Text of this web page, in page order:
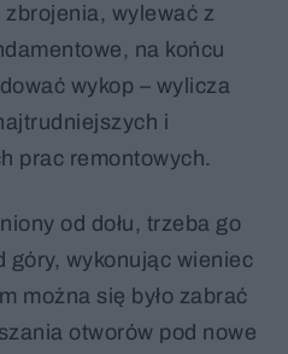
zbrojenia, wylewać z
na końcu
wykop – wylicza
i
prac remontowych.
od dołu, trzeba go
góry, wykonując wieniec
można się było zabrać
otworów pod nowe